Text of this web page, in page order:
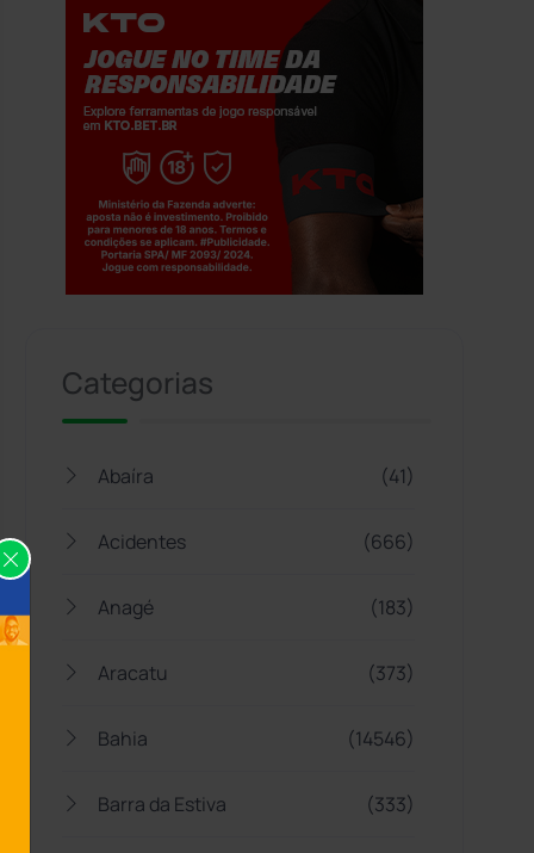
Categorias
Abaíra (41)
Acidentes (666)
Anagé (183)
Aracatu (373)
Bahia (14546)
Barra da Estiva (333)